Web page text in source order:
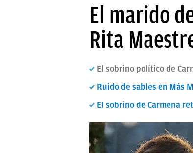
El marido
Rita
El sobrino político de
Ruido de sables en Más
El sobrino de Carmena